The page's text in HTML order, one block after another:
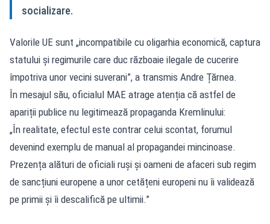
socializare.
Valorile UE sunt „incompatibile cu oligarhia economică, captura
statului și regimurile care duc războaie ilegale de cucerire
împotriva unor vecini suverani”, a transmis Andre Țărnea.
În mesajul său, oficialul MAE atrage atenția că astfel de
apariții publice nu legitimează propaganda Kremlinului:
„În realitate, efectul este contrar celui scontat, forumul
devenind exemplu de manual al propagandei mincinoase.
Prezența alături de oficiali ruși și oameni de afaceri sub regim
de sancțiuni europene a unor cetățeni europeni nu îi validează
pe primii și îi descalifică pe ultimii.”